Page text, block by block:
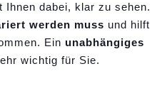
dabei, klar zu sehen.
werden muss und hilft
Ein unabhängiges
wichtig für Sie.